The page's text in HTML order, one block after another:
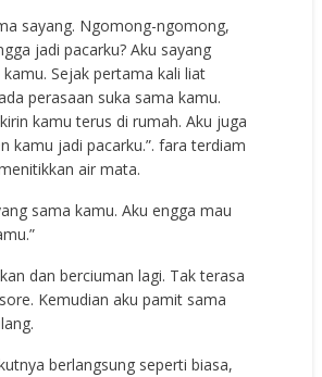
sayang. Ngomong-ngomong,
jadi pacarku? Aku sayang
Sejak pertama kali liat
perasaan suka sama kamu.
kamu terus di rumah. Aku juga
kamu jadi pacarku.”. fara terdiam
air mata.
sama kamu. Aku engga mau
dan berciuman lagi. Tak terasa
Kemudian aku pamit sama
berlangsung seperti biasa,